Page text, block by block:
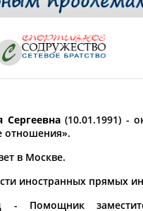
У
ФИО
(10.01.1991) -
отношения».
в Москве.
иностранных прямых
- Помощник